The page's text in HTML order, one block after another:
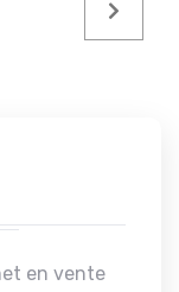
en vente